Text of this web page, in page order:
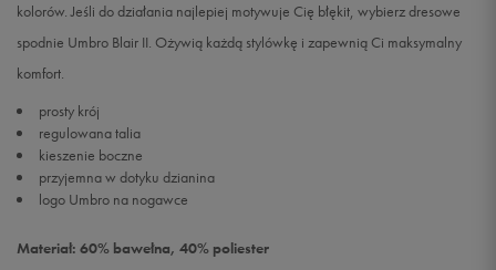
kolorów. Jeśli do działania najlepiej motywuje Cię błękit, wybierz dresowe
spodnie Umbro Blair II. Ożywią każdą stylówkę i zapewnią Ci maksymalny
komfort.
prosty krój
regulowana talia
kieszenie boczne
przyjemna w dotyku dzianina
logo Umbro na nogawce
Materiał: 60% bawełna, 40% poliester